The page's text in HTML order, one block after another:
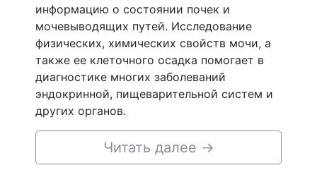
информацию о состоянии почек и
мочевыводящих путей. Исследование
физических, химических свойств мочи, а
также ее клеточного осадка помогает в
диагностике многих заболеваний
эндокринной, пищеварительной систем и
других органов.
Читать далее →